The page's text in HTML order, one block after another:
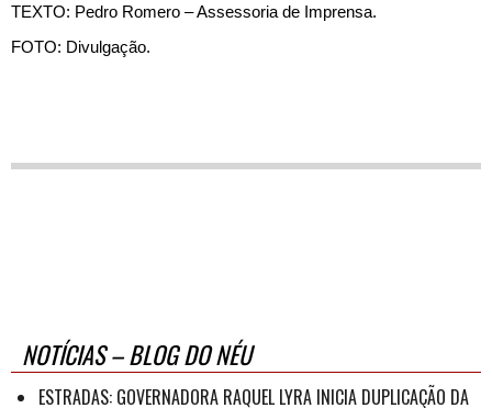
TEXTO: Pedro Romero – Assessoria de Imprensa.
FOTO: Divulgação.
NOTÍCIAS – BLOG DO NÉU
ESTRADAS: GOVERNADORA RAQUEL LYRA INICIA DUPLICAÇÃO DA